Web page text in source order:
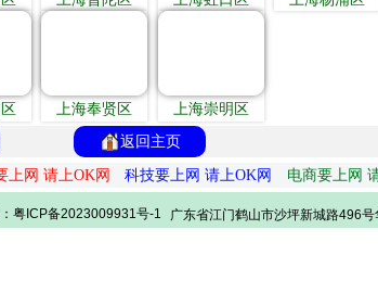
上海奉贤区
上海崇明区
返回主页
上网 请上OK网 科技要上网 请上OK网 电商要上网
粤ICP备2023009931号-1 广东省江门鹤山市沙坪新城路496